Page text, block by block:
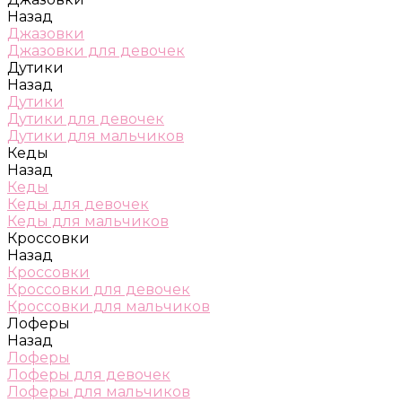
Назад
Джазовки
Джазовки для девочек
Дутики
Назад
Дутики
Дутики для девочек
Дутики для мальчиков
Кеды
Назад
Кеды
Кеды для девочек
Кеды для мальчиков
Кроссовки
Назад
Кроссовки
Кроссовки для девочек
Кроссовки для мальчиков
Лоферы
Назад
Лоферы
Лоферы для девочек
Лоферы для мальчиков